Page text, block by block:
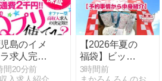
島のイメ
求人完全
ド｜鹿児
間20分前
【2026年夏の
福袋】ビッグ
ボーイ編【予
3時間前